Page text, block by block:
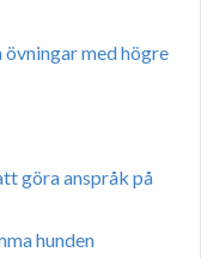
med högre
göra anspråk på
hunden